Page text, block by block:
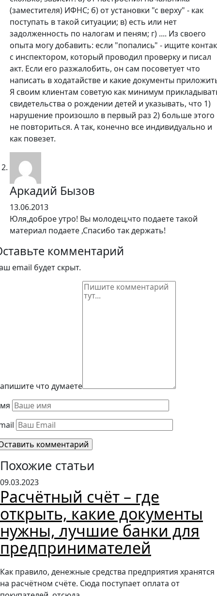
(заместителя) ИФНС; б) от установки "с верху" - как
поступать в такой ситуации; в) есть или нет
задолженность по налогам и пеням; г) .... Из своего
опыта могу добавить: если "попались" - ищите
с инспектором, который проводил проверку и писал
акт. Если его разжалобить, он сам посоветует что
написать в ходатайстве и какие документы
Я своим клиентам советую как минимум
свидетельства о рождении детей и указывать, что 1)
нарушение произошло в первый раз 2) больше этого
не повториться. А так, конечно все индивидуально и
как повезет.
Аркадий Бызов
13.06.2013
Юля,доброе утро! Вы молодец,что подаете такой
материал подаете ,Спасибо так держать!
комментарий
email будет скрыт.
что думаете
Похожие статьи
09.03.2023
Расчётный счёт – где
открыть, какие документы
нужны, лучшие банки для
предпринимателей
Как правило, денежные средства предприятия хранятся
на расчётном счёте. Сюда поступает оплата от